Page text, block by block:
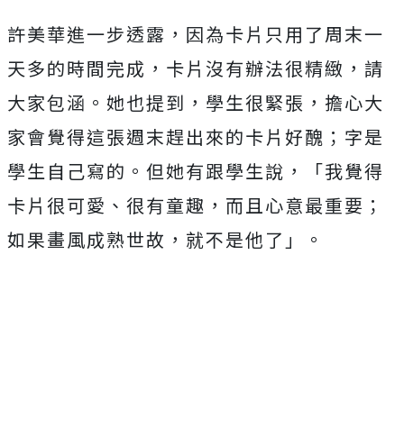
許美華進一步透露， 因為卡片只用了周末一
天多的時間完成，卡片沒有辦法很精緻，請
大家包涵。 她也提到，學生很緊張，擔心大
家會覺得這張週末趕出來的卡片好醜；字是
學生自己寫的。但她有跟學生說，「我覺得
卡片很可愛、很有童趣，而且心意最重要；
如果畫風成熟世故，就不是他了」。